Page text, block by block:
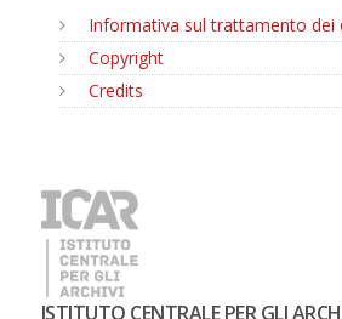
Informativa sul trattamento dei
Copyright
Credits
ISTITUTO CENTRALE PER GLI